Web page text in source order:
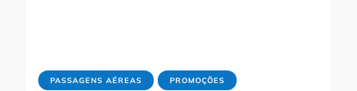
PASSAGENS AÉREAS PROMOÇÕES